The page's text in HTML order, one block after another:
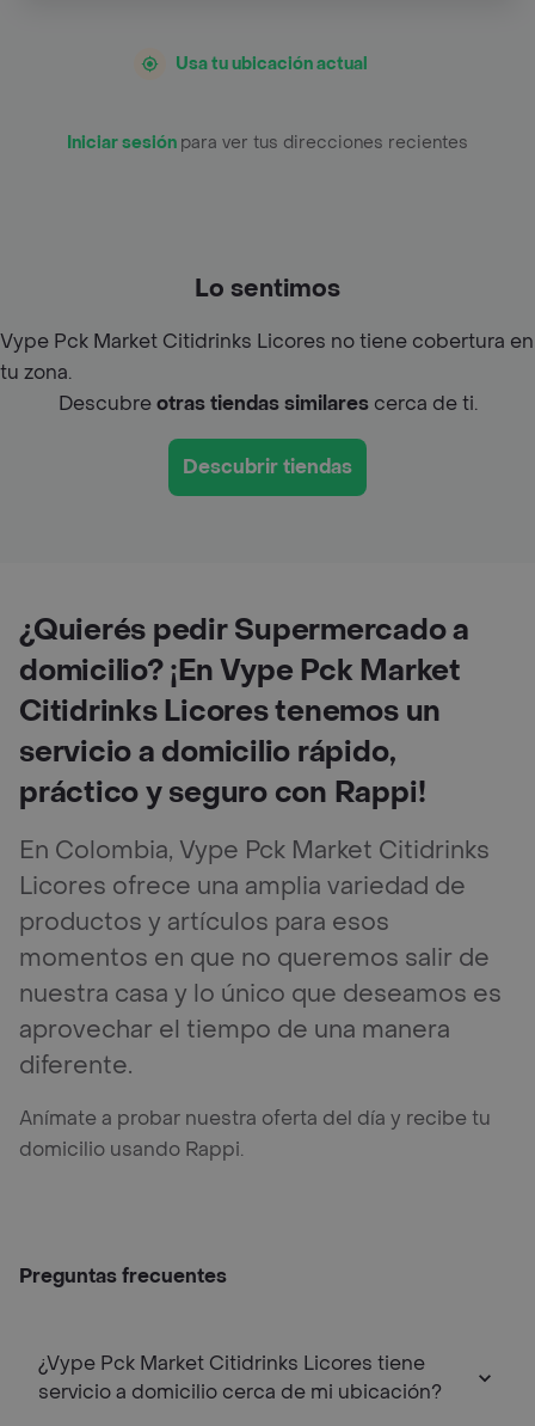
Usa tu ubicación actual
Iniciar sesión para ver tus direcciones recientes
Lo sentimos
Vype Pck Market Citidrinks Licores no tiene cobertura en
tu zona.
Descubreotras tiendas similarescerca de ti.
Descubrir tiendas
¿Quierés pedir Supermercado a
domicilio? ¡En Vype Pck Market
Citidrinks Licores tenemos un
servicio a domicilio rápido,
práctico y seguro con Rappi!
En Colombia, Vype Pck Market Citidrinks
Licores ofrece una amplia variedad de
productos y artículos para esos
momentos en que no queremos salir de
nuestra casa y lo único que deseamos es
aprovechar el tiempo de una manera
diferente.
Anímate a probar nuestra oferta del día y recibe tu
domicilio usando Rappi.
Preguntas frecuentes
¿Vype Pck Market Citidrinks Licores tiene
servicio a domicilio cerca de mi ubicación?